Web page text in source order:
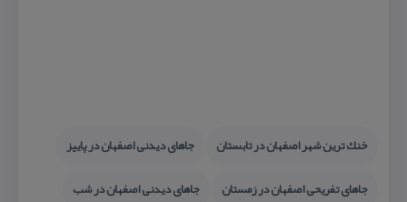
خنك ترین شهر اصفهان در تابستان
جاهای دیدنی اصفهان در پاییز
جاهای تفریحی اصفهان در زمستان
جاهای دیدنی اصفهان در شب